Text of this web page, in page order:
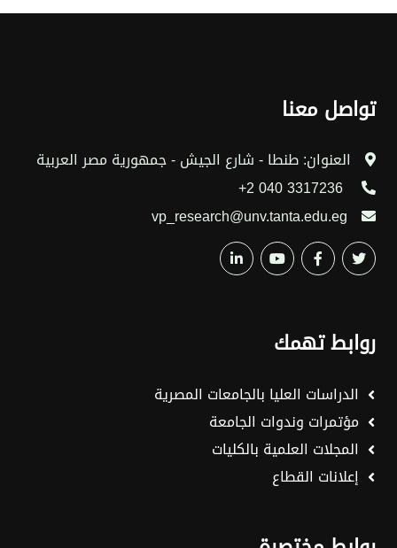
تواصل معنا
العنوان: طنطا - شارع الجيش - جمهورية مصر العربية
vp_research@unv.tanta.edu.eg
روابط تهمك
الدراسات العليا بالجامعات المصرية
مؤتمرات وندوات الجامعة
المجلات العلمية بالكليات
إعلانات القطاع